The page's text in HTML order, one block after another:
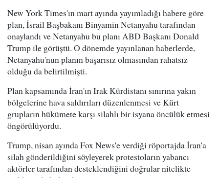
New York Times'ın mart ayında yayımladığı habere göre
plan, İsrail Başbakanı Binyamin Netanyahu tarafından
onaylandı ve Netanyahu bu planı ABD Başkanı Donald
Trump ile görüştü. O dönemde yayınlanan haberlerde,
Netanyahu'nun planın başarısız olmasından rahatsız
olduğu da belirtilmişti.
Plan kapsamında İran'ın Irak Kürdistanı sınırına yakın
bölgelerine hava saldırıları düzenlenmesi ve Kürt
grupların hükümete karşı silahlı bir isyana öncülük etmesi
öngörülüyordu.
Trump, nisan ayında Fox News'e verdiği röportajda İran'a
silah gönderildiğini söyleyerek protestoların yabancı
aktörler tarafından desteklendiğini doğrular nitelikte